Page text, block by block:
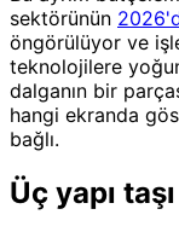
sektörünün
öngörülüyor ve
teknolojilere
dalganın bir
hangi ekranda
bağlı.
Üç yapı